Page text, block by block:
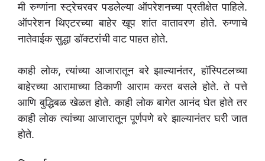
मी रुग्णांना स्ट्रेचरवर पडलेल्या ऑपरेशनच्या प्रतीक्षेत पाहिले.
ऑपरेशन थिएटरच्या बाहेर खूप शांत वातावरण होते. रुग्णाचे
नातेवाईक सुद्धा डॉक्टरांची वाट पाहत होते.
काही लोक, त्यांच्या आजारातून बरे झाल्यानंतर, हॉस्पिटलच्या
बाहेरच्या आरामाच्या ठिकाणी आराम करत बसले होते. ते पत्ते
आणि बुद्धिबळ खेळत होते. काही लोक बागेत आनंद घेत होते तर
काही लोक त्यांच्या आजारातून पूर्णपणे बरे झाल्यानंतर घरी जात
होते.